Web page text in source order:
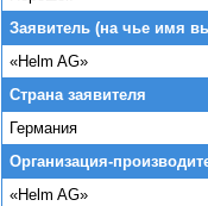
Заявитель (на чье имя
«Helm AG»
Страна заявителя
Германия
Организация-
«Helm AG»